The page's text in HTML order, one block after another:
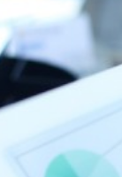
Entrepreneurs